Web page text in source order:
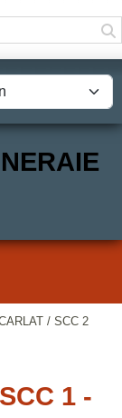
/ SCC 2
1 -